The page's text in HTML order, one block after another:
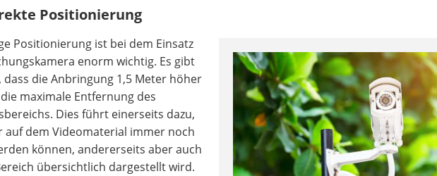
Positionierung
Positionierung ist bei dem Einsatz
enorm wichtig. Es gibt
dass die Anbringung 1,5 Meter höher
maximale Entfernung des
Dies führt einerseits dazu,
auf dem Videomaterial immer noch
können, andererseits aber auch
übersichtlich dargestellt wird.